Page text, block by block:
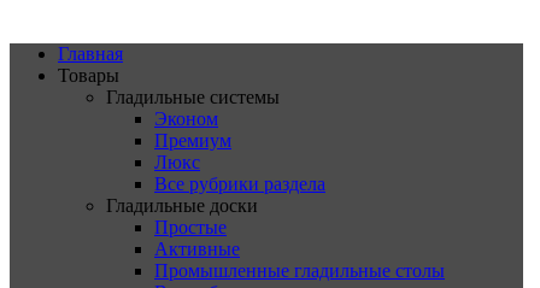
Главная
Товары
Гладильные системы
Эконом
Премиум
Люкс
Все рубрики раздела
Гладильные доски
Простые
Активные
Промышленные гладильные столы